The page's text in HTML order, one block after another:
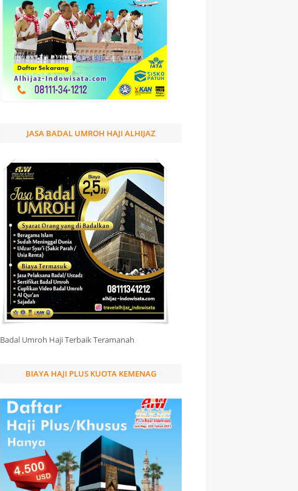
JASA BADAL UMROH HAJI ALHIJAZ
Badal Umroh Haji Terbaik Teramanah
BIAYA HAJI PLUS KUOTA KEMENAG